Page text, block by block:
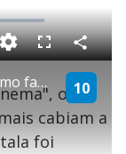
Desafetos apontam Pétala como farsante, coadjuvante e trapaceira | Última Chance 10
F
l
s
e
n
C
o
m
p
a
i
l
os
cabiam a
foi